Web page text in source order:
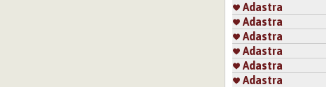
Adastra
Adastra
Adastra
Adastra
Adastra
Adastra